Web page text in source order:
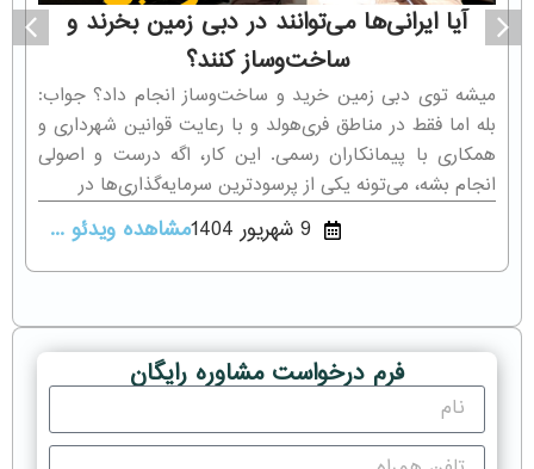
آیا ایرانی‌ها می‌توانند در دبی زمین بخرند و
ساخت‌وساز کنند؟
میشه توی دبی زمین خرید و ساخت‌وساز انجام داد؟ جواب:
بله اما فقط در مناطق فری‌هولد و با رعایت قوانین شهرداری و
همکاری با پیمانکاران رسمی. این کار، اگه درست و اصولی
انجام بشه، می‌تونه یکی از پرسودترین سرمایه‌گذاری‌ها در
مشاهده ویدئو ... 9 شهریور 1404
فرم درخواست مشاوره رایگان